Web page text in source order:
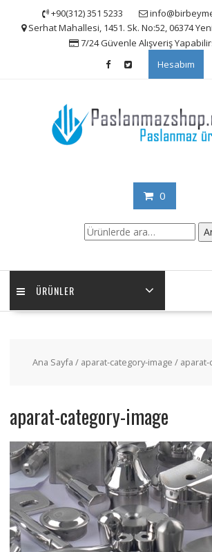
+90(312) 351 5233
Serhat Mahallesi, 1451. Sk. No:52, 06374
7/24 Güvenle Alışveriş
Hesabım
0
Ara:
ÜRÜNLER
Ana Sayfa / aparat-category-image / aparat-
aparat-category-image